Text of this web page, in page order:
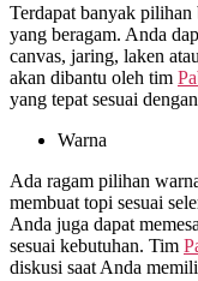
Terdapat banyak pilihan
yang beragam. Anda
canvas, jaring, laken
akan dibantu oleh tim
yang tepat sesuai
Warna
Ada ragam pilihan
membuat topi sesuai
Anda juga dapat
sesuai kebutuhan. Tim
diskusi saat Anda